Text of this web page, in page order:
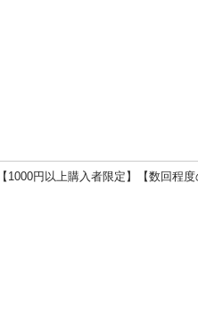
【1000円以上購入者限定】【数回程